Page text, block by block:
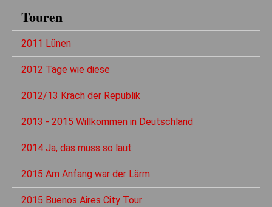
Touren
2011 Lünen
2012 Tage wie diese
2012/13 Krach der Republik
2013 - 2015 Willkommen in Deutschland
2014 Ja, das muss so laut
2015 Am Anfang war der Lärm
2015 Buenos Aires City Tour